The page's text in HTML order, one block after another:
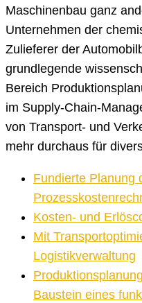
Maschinenbau ganz
Unternehmen der
Zulieferer der
grundlegende
Bereich
im Supply-Chain-
von Transport- und
mehr durchaus für
Fundierte Planung
Kosten- und
Mit
Logistikverwaltung
Baustein eines